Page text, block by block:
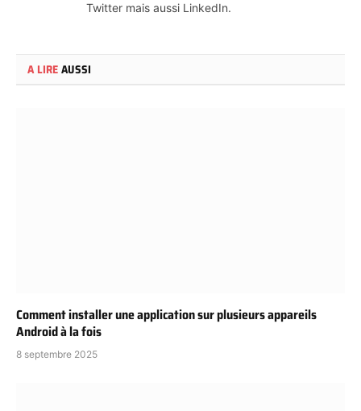
Twitter mais aussi LinkedIn.
A LIREAUSSI
Comment installer une application sur plusieurs appareils
Android à la fois
8 septembre 2025